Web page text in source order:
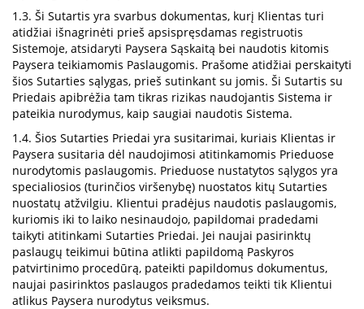
1.3. Ši Sutartis yra svarbus dokumentas, kurį Klientas turi
atidžiai išnagrinėti prieš apsispręsdamas registruotis
Sistemoje, atsidaryti Paysera Sąskaitą bei naudotis kitomis
Paysera teikiamomis Paslaugomis. Prašome atidžiai perskaityti
šios Sutarties sąlygas, prieš sutinkant su jomis. Ši Sutartis su
Priedais apibrėžia tam tikras rizikas naudojantis Sistema ir
pateikia nurodymus, kaip saugiai naudotis Sistema.
1.4. Šios Sutarties Priedai yra susitarimai, kuriais Klientas ir
Paysera susitaria dėl naudojimosi atitinkamomis Prieduose
nurodytomis paslaugomis. Prieduose nustatytos sąlygos yra
specialiosios (turinčios viršenybę) nuostatos kitų Sutarties
nuostatų atžvilgiu. Klientui pradėjus naudotis paslaugomis,
kuriomis iki to laiko nesinaudojo, papildomai pradedami
taikyti atitinkami Sutarties Priedai. Jei naujai pasirinktų
paslaugų teikimui būtina atlikti papildomą Paskyros
patvirtinimo procedūrą, pateikti papildomus dokumentus,
naujai pasirinktos paslaugos pradedamos teikti tik Klientui
atlikus Paysera nurodytus veiksmus.